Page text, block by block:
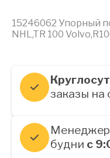
15246062 Упорный
NHL,TR 100
заказы на
будни с